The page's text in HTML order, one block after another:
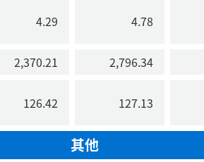
4.29 4.78
2,370.21 2,796.34
126.42 127.13
其他